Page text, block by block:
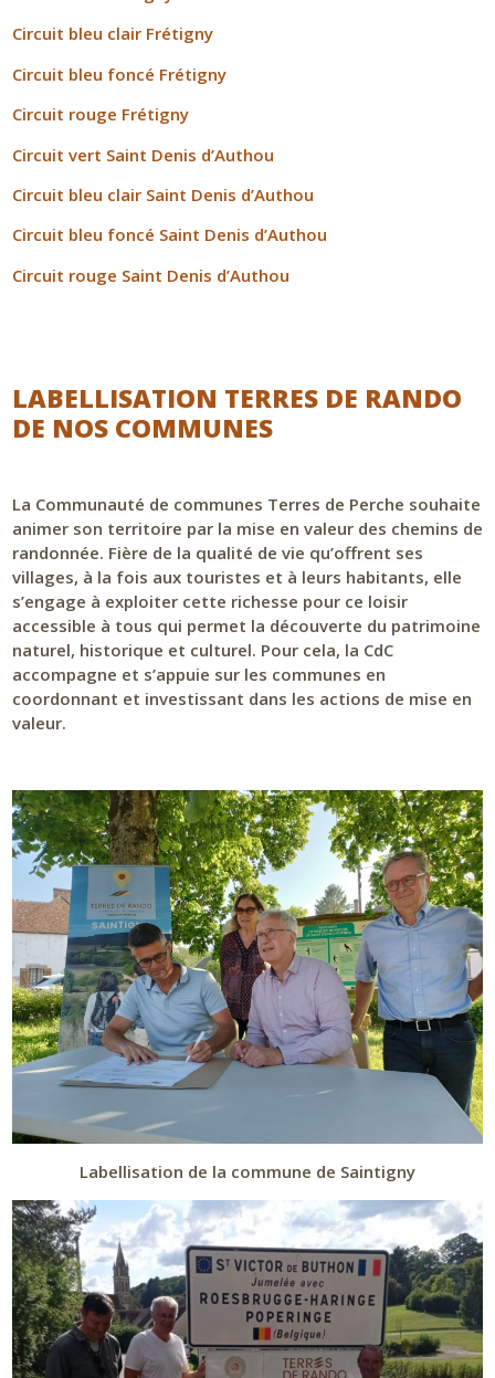
Circuit bleu clair Frétigny
Circuit bleu foncé Frétigny
Circuit rouge Frétigny
Circuit vert Saint Denis d’Authou
Circuit bleu clair Saint Denis d’Authou
Circuit bleu foncé Saint Denis d’Authou
Circuit rouge Saint Denis d’Authou
LABELLISATION TERRES DE RANDO
DE NOS COMMUNES
La Communauté de communes Terres de Perche souhaite
animer son territoire par la mise en valeur des chemins de
randonnée. Fière de la qualité de vie qu’offrent ses
villages, à la fois aux touristes et à leurs habitants, elle
s’engage à exploiter cette richesse pour ce loisir
accessible à tous qui permet la découverte du patrimoine
naturel, historique et culturel. Pour cela, la CdC
accompagne et s’appuie sur les communes en
coordonnant et investissant dans les actions de mise en
valeur.
Labellisation de la commune de Saintigny